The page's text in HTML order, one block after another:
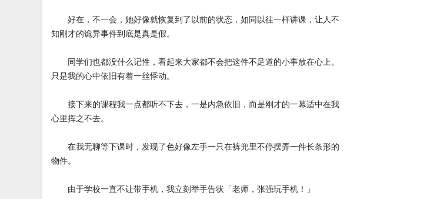
好在，不一会，她好像就恢复到了以前的状态，如同以往一样讲课，让人不
知刚才的诡异事件到底是真是假。
同学们也都没什么记性，看起来大家都不会把这件不足道的小事放在心上。
只是我的心中依旧有着一丝悸动。
接下来的课程我一点都听不下去，一是内急依旧，而是刚才的一幕适中在我
心里挥之不去。
在我无聊等下课时，发现了色好像左手一只在裤兜里不停摆弄一件长条形的
物件。
由于学校一直不让带手机，我立刻举手告状「老师，张强玩手机！」